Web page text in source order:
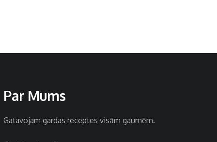
Par Mums
Gatavojam gardas receptes visām gaumēm.